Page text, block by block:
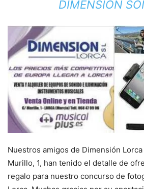
DIMENSION
Nuestros amigos de Dimensión
Murillo, 1, han tenido el detalle de
regalo para nuestro concurso de